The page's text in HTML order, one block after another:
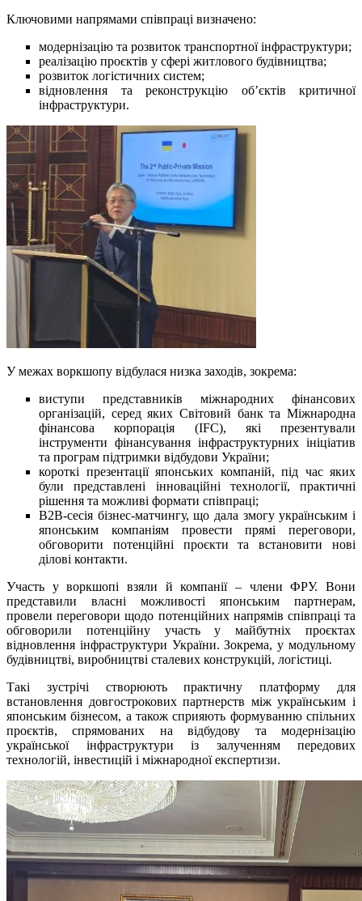
Ключовими напрямами співпраці визначено:
модернізацію та розвиток транспортної інфраструктури;
реалізацію проєктів у сфері житлового будівництва;
розвиток логістичних систем;
відновлення та реконструкцію об’єктів критичної
інфраструктури.
У межах воркшопу відбулася низка заходів, зокрема:
виступи представників міжнародних фінансових
організацій, серед яких Світовий банк та Міжнародна
фінансова корпорація (IFC), які презентували
інструменти фінансування інфраструктурних ініціатив
та програм підтримки відбудови України;
короткі презентації японських компаній, під час яких
були представлені інноваційні технології, практичні
рішення та можливі формати співпраці;
B2B-сесія бізнес-матчингу, що дала змогу українським і
японським компаніям провести прямі переговори,
обговорити потенційні проєкти та встановити нові
ділові контакти.
Участь у воркшопі взяли й компанії – члени ФРУ. Вони
представили власні можливості японським партнерам,
провели переговори щодо потенційних напрямів співпраці та
обговорили потенційну участь у майбутніх проєктах
відновлення інфраструктури України. Зокрема, у модульному
будівництві, виробництві сталевих конструкцій, логістиці.
Такі зустрічі створюють практичну платформу для
встановлення довгострокових партнерств між українським і
японським бізнесом, а також сприяють формуванню спільних
проєктів, спрямованих на відбудову та модернізацію
української інфраструктури із залученням передових
технологій, інвестицій і міжнародної експертизи.